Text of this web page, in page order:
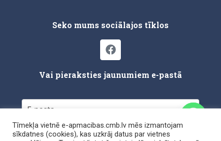
Seko mums sociālajos tīklos
F
a
e
Vai pieraksties jaunumiem e-pastā
Tīmekļa vietnē e-apmacibas.cmb.lv mēs izmantojam
sīkdatnes (cookies), kas uzkrāj datus par vietnes